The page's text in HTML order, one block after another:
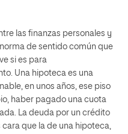
las finanzas personales y
de sentido común que
si es para
Una hipoteca es una
en unos años, ese piso
haber pagado una cuota
La deuda por un crédito
que la de una hipoteca,